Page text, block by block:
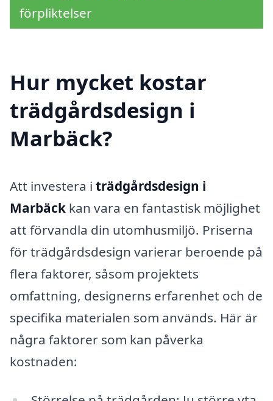
förpliktelser
Hur mycket kostar
trädgårdsdesign i
Marbäck?
Att investera i trädgårdsdesign i
Marbäck kan vara en fantastisk möjlighet
att förvandla din utomhusmiljö. Priserna
för trädgårdsdesign varierar beroende på
flera faktorer, såsom projektets
omfattning, designerns erfarenhet och de
specifika materialen som används. Här är
några faktorer som kan påverka
kostnaden: